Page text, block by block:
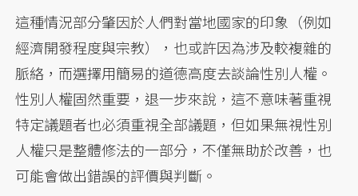
這種情況部分肇因於人們對當地國家的印象（例如
經濟開發程度與宗教），也或許因為涉及較複雜的
脈絡，而選擇用簡易的道德高度去談論性別人權。
性別人權固然重要，退一步來說，這不意味著重視
特定議題者也必須重視全部議題，但如果無視性別
人權只是整體修法的一部分，不僅無助於改善，也
可能會做出錯誤的評價與判斷。